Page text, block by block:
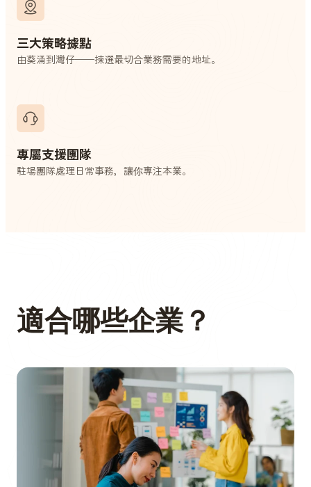
三大策略據點
由葵涌到灣仔——揀選最切合業務需要的地址。
專屬支援團隊
駐場團隊處理日常事務，讓你專注本業。
適合哪些企業？